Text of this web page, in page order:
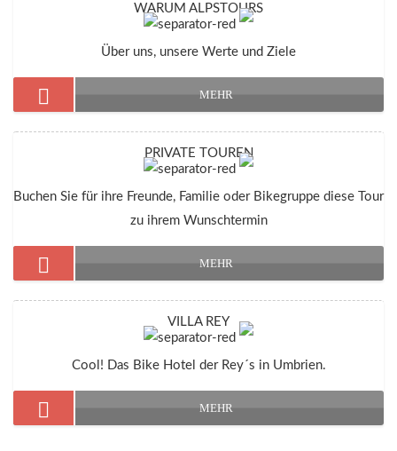
WARUM ALPSTOURS
Über uns, unsere Werte und Ziele
MEHR
PRIVATE TOUREN
Buchen Sie für ihre Freunde, Familie oder Bikegruppe diese Tour
zu ihrem Wunschtermin
MEHR
VILLA REY
Cool! Das Bike Hotel der Rey´s in Umbrien.
MEHR